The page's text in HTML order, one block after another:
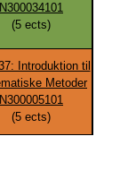
N300034101
(5 ects)
Introduktion til
Metoder
N300005101
(5 ects)